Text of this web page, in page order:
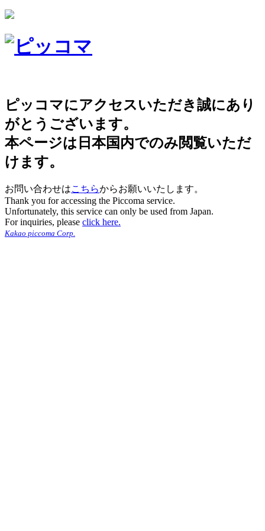
ピッコマにアクセスいただき誠にあり
がとうございます。
本ページは日本国内でのみ閲覧いただ
けます。
お問い合わせはこちらからお願いいたします。
Thank you for accessing the Piccoma service.
Unfortunately, this service can only be used from Japan.
For inquiries, please click here.
Kakao piccoma Corp.